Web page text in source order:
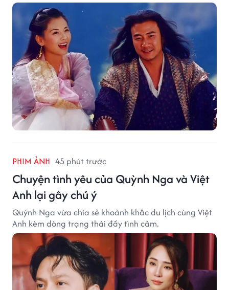
PHIM ẢNH 45 phút trước
Chuyện tình yêu của Quỳnh Nga và Việt
Anh lại gây chú ý
Quỳnh Nga vừa chia sẻ khoảnh khắc du lịch cùng Việt
Anh kèm dòng trạng thái đầy tình cảm.